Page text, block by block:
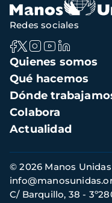
Navegación
principal
Quienes somos
Qué hacemos
Dónde
Colabora
Actualidad
Redes sociales
Información
de
contacto
© 2026 Manos Unidas
C/ Barquillo, 38 -